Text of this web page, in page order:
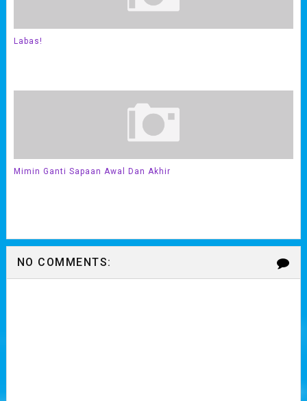
Labas!
Mimin Ganti Sapaan Awal Dan Akhir
NO COMMENTS: